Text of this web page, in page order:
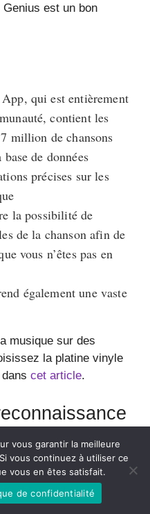
est un bon
qui est entièrement
contient les
million de chansons
de données
précises sur les
la possibilité de
de la chanson afin de
vous n’êtes pas en
également une vaste
musique sur des
la platine vinyle
cet article.
il est toujours
chanson en se
paroles, les airs, etc.
vous garantir la meilleure
vous continuez à utiliser ce
vous en êtes satisfait.
de confidentialité